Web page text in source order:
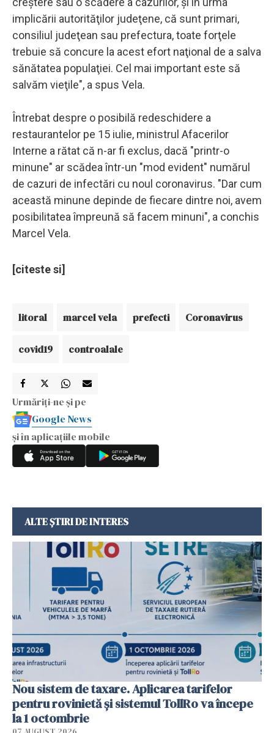
implicării autorităţilor judeţene, că sunt primari,
consiliul judeţean sau prefectura, toate forţele
trebuie să concure la acest efort naţional de a salva
sănătatea populaţiei. Cel mai important este să
salvăm vieţile", a spus Vela.
Întrebat despre o posibilă redeschidere a
restaurantelor pe 15 iulie, ministrul Afacerilor
Interne a rătat că n-ar fi exclus, dacă "printr-o
minune" ar scădea într-un "mod evident" numărul
de cazuri de infectări cu noul coronavirus. "Dar cum
această minune depinde de fiecare dintre noi, avem
posibilitatea împreună să facem minuni", a conchis
Marcel Vela.
[citeste si]
litoral marcel vela prefecti Coronavirus
covid19 controalale
Urmăriți-ne și pe
Google News
și în aplicațiile mobile
ALTE ȘTIRI DE INTERES
Nou sistem de taxare. Aplicarea tarifelor
pentru rovinietă şi sistemul TollRo va începe
la 1 octombrie